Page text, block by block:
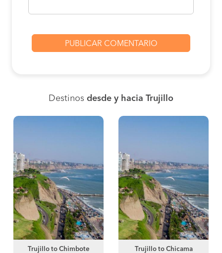
Destinos desde y hacia Trujillo
Trujillo to Chimbote
Trujillo to Chicama